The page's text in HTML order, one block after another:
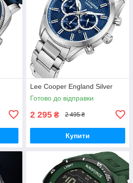
Lee Cooper England Silver
Готово до відправки
2 295 ₴ 2 495 ₴
Купити